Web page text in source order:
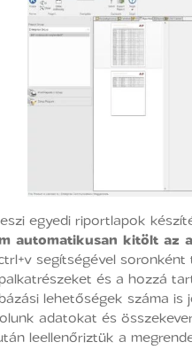
egyedi riportlapok
automatikusan kitölt az
segítségével
és a hozzá
lehetőségek száma
adatokat és
leellenőriztük a